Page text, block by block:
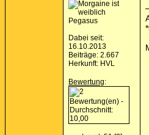
Pegasus
Dabei seit:
16.10.2013
Beiträge: 2.667
Herkunft: HVL
Bewertung: